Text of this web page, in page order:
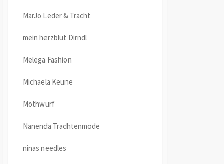
MarJo Leder & Tracht
mein herzblut Dirndl
Melega Fashion
Michaela Keune
Mothwurf
Nanenda Trachtenmode
ninas needles